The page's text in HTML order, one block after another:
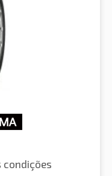
condições